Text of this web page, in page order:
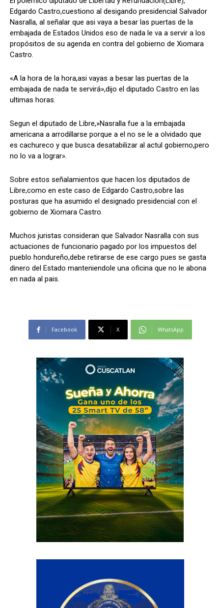
Comparta
Facebook
Síganos
Comparta
Facebook
Síganos
Edgardo Castro,cuestiono al desigando presidencial Salvador
Nasralla, al señalar que asi vaya a besar las puertas de la
embajada de Estados Unidos eso de nada le va a servir a los
propósitos de su agenda en contra del gobierno de Xiomara
Castro.
«A la hora de la hora,asi vayas a besar las puertas de la
embajada de nada te servirá»,dijo el diputado Castro en las
ultimas horas.
Segun el diputado de Libre,»Nasralla fue a la embajada
americana a arrodillarse porque a el no se le a olvidado que
es cachureco y que busca desatabilizar al actul gobierno,pero
no lo va a lograr».
Sobre estos señalamientos que hacen los diputados de
Libre,como en este caso de Edgardo Castro,sobre las
posturas que ha asumido el designado presidencial con el
gobierno de Xiomara Castro.
Muchos juristas consideran que Salvador Nasralla con sus
actuaciones de funcionario pagado por los impuestos del
pueblo hondureño,debe retirarse de ese cargo pues se gasta
dinero del Estado manteniendole una oficina que no le abona
en nada al pais.
Facebook X WhatsApp